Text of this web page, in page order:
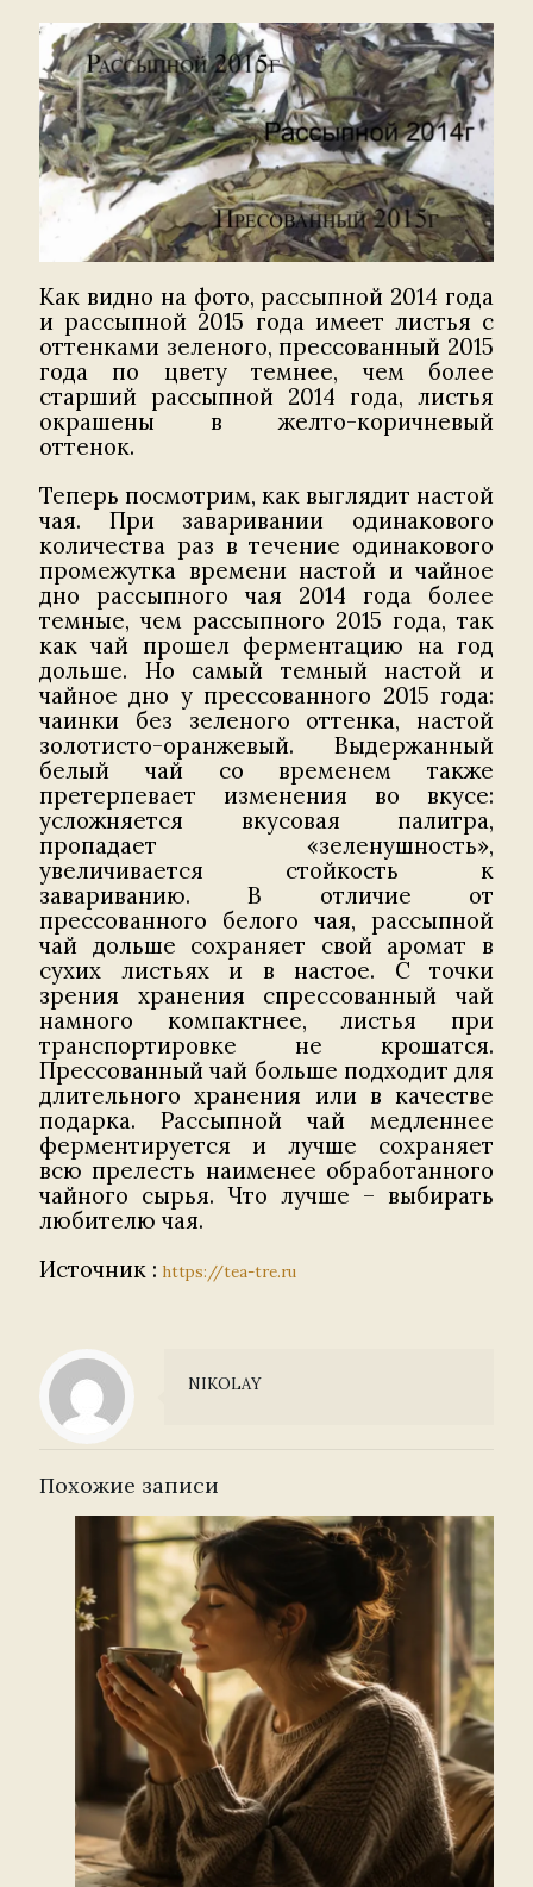
Как видно на фото, рассыпной 2014 года
и рассыпной 2015 года имеет листья с
оттенками зеленого, прессованный 2015
года по цвету темнее, чем более
старший рассыпной 2014 года, листья
окрашены в желто-коричневый
оттенок.
Теперь посмотрим, как выглядит настой
чая. При заваривании одинакового
количества раз в течение одинакового
промежутка времени настой и чайное
дно рассыпного чая 2014 года более
темные, чем рассыпного 2015 года, так
как чай прошел ферментацию на год
дольше. Но самый темный настой и
чайное дно у прессованного 2015 года:
чаинки без зеленого оттенка, настой
золотисто-оранжевый. Выдержанный
белый чай со временем также
претерпевает изменения во вкусе:
усложняется вкусовая палитра,
пропадает «зеленушность»,
увеличивается стойкость к
завариванию. В отличие от
прессованного белого чая, рассыпной
чай дольше сохраняет свой аромат в
сухих листьях и в настое. С точки
зрения хранения спрессованный чай
намного компактнее, листья при
транспортировке не крошатся.
Прессованный чай больше подходит для
длительного хранения или в качестве
подарка. Рассыпной чай медленнее
ферментируется и лучше сохраняет
всю прелесть наименее обработанного
чайного сырья. Что лучше – выбирать
любителю чая.
Источник : https://tea-tre.ru
NIKOLAY
Похожие записи